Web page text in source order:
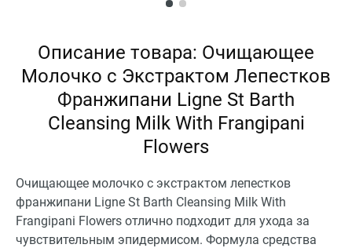
Описание товара: Очищающее
Молочко с Экстрактом Лепестков
Франжипани Ligne St Barth
Cleansing Milk With Frangipani
Flowers
Очищающее молочко с экстрактом лепестков
франжипани Ligne St Barth Cleansing Milk With
Frangipani Flowers отлично подходит для ухода за
чувствительным эпидермисом. Формула средства